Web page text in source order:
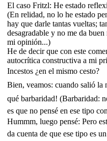
El caso Fritzl: He estado
(En relidad, no lo he estado
hay que darle tantas vueltas;
desagradable y no me da
mi opinión...)
He de decir que con este
autocrítica constructiva a mi
Incestos ¿en el mismo cesto?
Bien, veamos: cuando salió la
qué barbaridad! (Barbaridad:
es que no pensé en ese tipo
Hummm, luego pensé: Pero
da cuenta de que ese tipo es